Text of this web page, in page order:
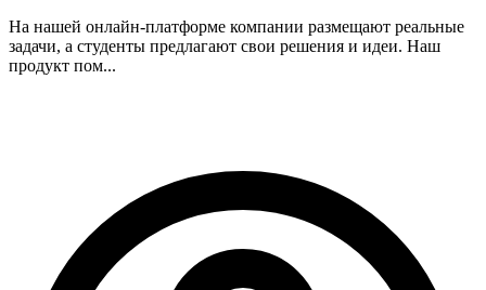
На нашей онлайн-платформе компании размещают реальные
задачи, а студенты предлагают свои решения и идеи. Наш
продукт пом...